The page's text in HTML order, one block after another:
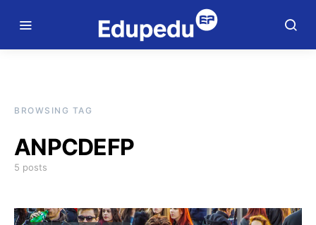
BROWSING TAG
ANPCDEFP
5 posts